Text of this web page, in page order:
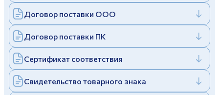
Заполняя и отправляя форму, вы соглашаетесь
cполитикой конфиденциальности
Заполняя и отправляя форму, вы соглашаетесь
cполитикой конфиденциальности
Дулевский фарфоровый завод ©
Политика конфиденциальности
Договор поставки ООО
Договор поставки ПК
Сертификат соответствия
Свидетельство товарного знака